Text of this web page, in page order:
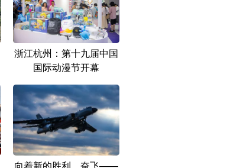
浙江杭州：第十九届中国
国际动漫节开幕